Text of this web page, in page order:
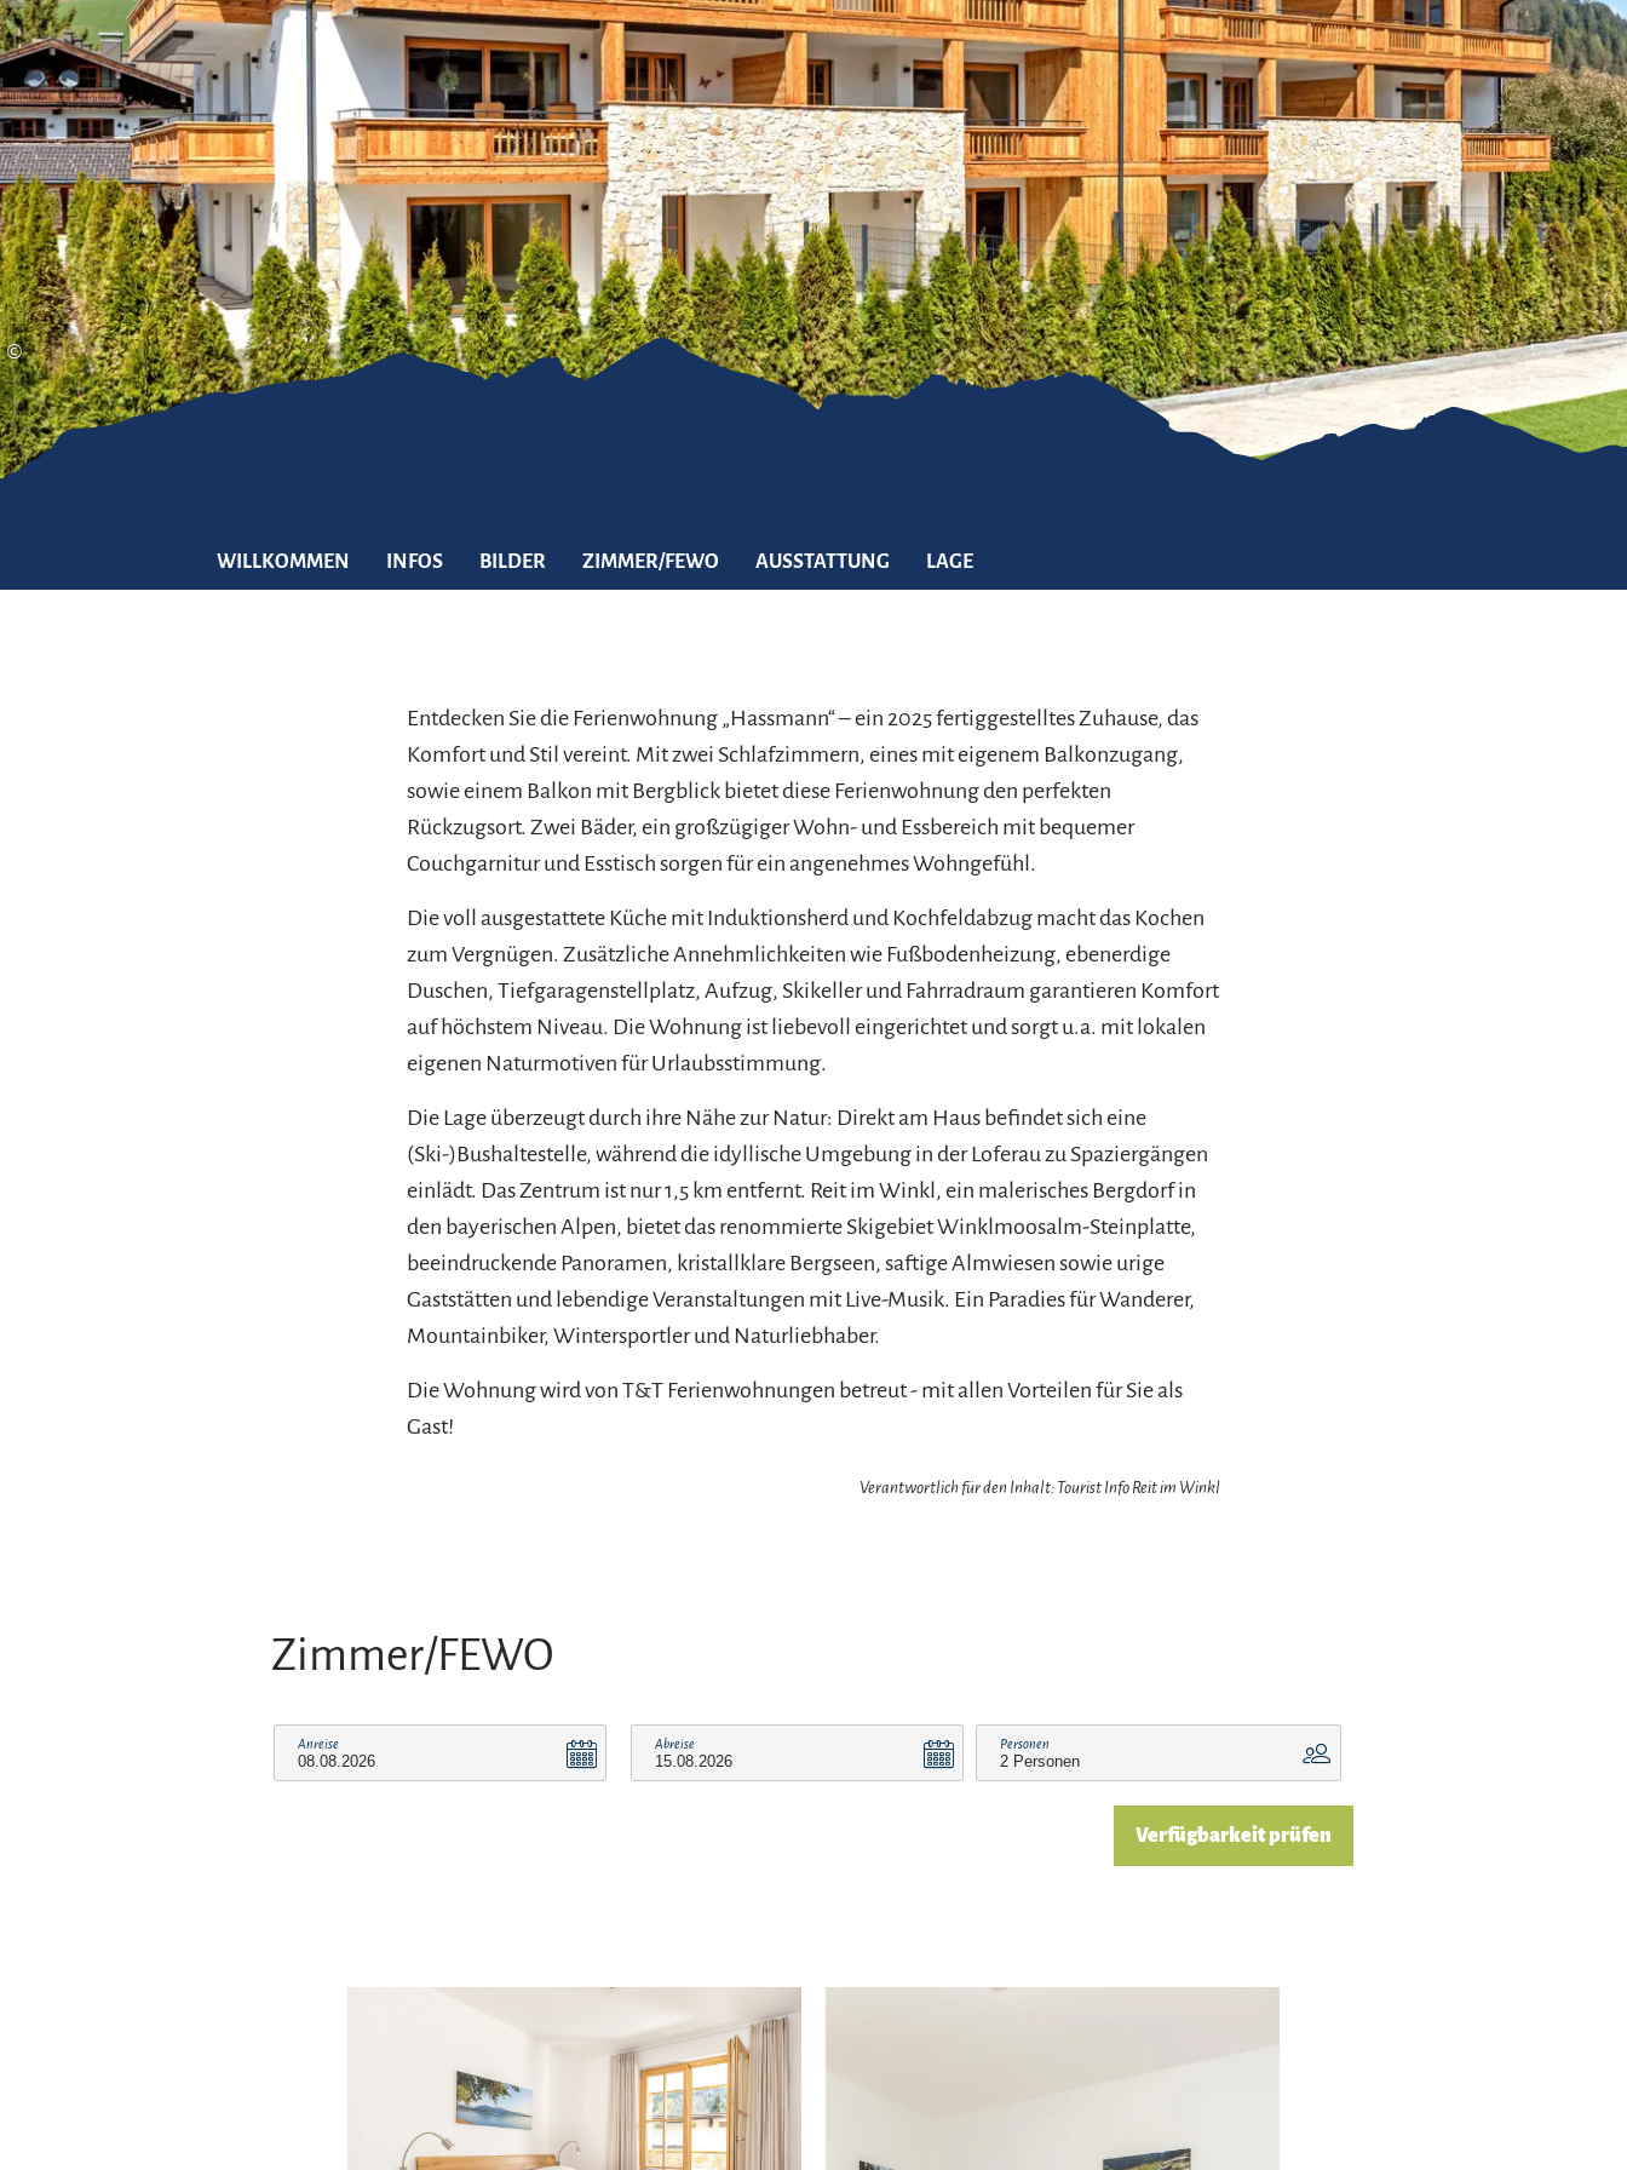
Gleitschirmfliegen &
Luftsport
Interaktive Vollbildkarte
Barrierefreiheit im
Chiemgau
Chiemgau G'schichten
©
WILLKOMMEN INFOS BILDER ZIMMER/FEWO AUSSTATTUNG LAGE
Entdecken Sie die Ferienwohnung „Hassmann“ – ein 2025 fertiggestelltes Zuhause, das
Komfort und Stil vereint. Mit zwei Schlafzimmern, eines mit eigenem Balkonzugang,
sowie einem Balkon mit Bergblick bietet diese Ferienwohnung den perfekten
Rückzugsort. Zwei Bäder, ein großzügiger Wohn- und Essbereich mit bequemer
Couchgarnitur und Esstisch sorgen für ein angenehmes Wohngefühl.
Die voll ausgestattete Küche mit Induktionsherd und Kochfeldabzug macht das Kochen
zum Vergnügen. Zusätzliche Annehmlichkeiten wie Fußbodenheizung, ebenerdige
Duschen, Tiefgaragenstellplatz, Aufzug, Skikeller und Fahrradraum garantieren Komfort
auf höchstem Niveau. Die Wohnung ist liebevoll eingerichtet und sorgt u.a. mit lokalen
eigenen Naturmotiven für Urlaubsstimmung.
Die Lage überzeugt durch ihre Nähe zur Natur: Direkt am Haus befindet sich eine
(Ski-)Bushaltestelle, während die idyllische Umgebung in der Loferau zu Spaziergängen
einlädt. Das Zentrum ist nur 1,5 km entfernt. Reit im Winkl, ein malerisches Bergdorf in
den bayerischen Alpen, bietet das renommierte Skigebiet Winklmoosalm-Steinplatte,
beeindruckende Panoramen, kristallklare Bergseen, saftige Almwiesen sowie urige
Gaststätten und lebendige Veranstaltungen mit Live-Musik. Ein Paradies für Wanderer,
Mountainbiker, Wintersportler und Naturliebhaber.
Die Wohnung wird von T&T Ferienwohnungen betreut - mit allen Vorteilen für Sie als
Gast!
Verantwortlich für den Inhalt: Tourist Info Reit im Winkl
Zimmer/FEWO
Anreise Abreise Personen
Verfügbarkeit prüfen